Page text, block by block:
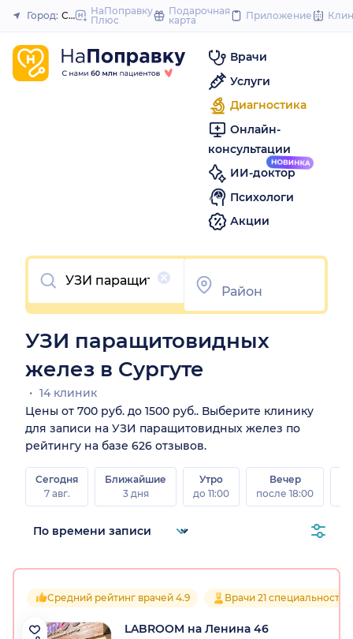
to
Закрыть
Город: СургутНаПоправку
Плюс
Подарочная
карта
Приложение
Врачи
Услуги
Диагностика
Онлайн-
консультации
ИИ-доктор
Психологи
Акции
Очистить
УЗИ паращитовидных
желез в Сургуте
14 клиник
Цены от 700 руб. до 1500 руб.. Выберите клинику
для записи на УЗИ паращитовидных желез по
рейтингу на базе 626 отзывов.
Сегодня
7 авг.
Ближайшие
3 дня
Утро
до 11:00
Вечер
после 18:00
Средний рейтинг врачей 4.9 Врачи 21 специальностей
LABROOM на ​Ленина 46